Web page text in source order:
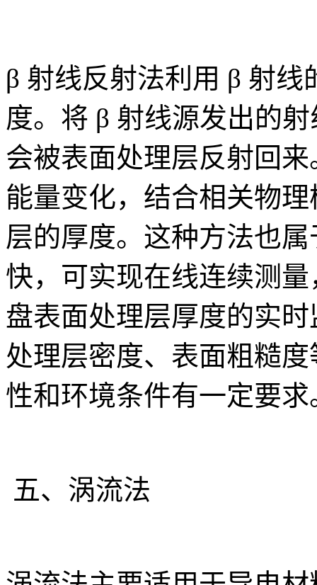
β 射线反射法利用 β 射
度。将 β 射线源发出的
会被表面处理层反射回
能量变化，结合相关物
层的厚度。这种方法也
快，可实现在线连续测
盘表面处理层厚度的实
处理层密度、表面粗糙
性和环境条件有一定要求
五、涡流法